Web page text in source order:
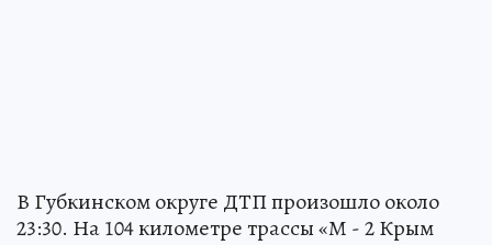
В Губкинском округе ДТП произошло около
23:30. На 104 километре трассы «М - 2 Крым